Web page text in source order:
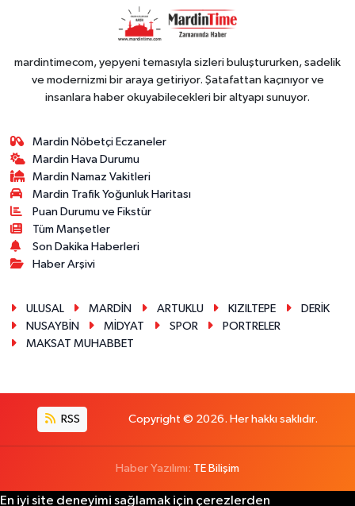
mardintimecom, yepyeni temasıyla sizleri buluştururken, sadelik
ve modernizmi bir araya getiriyor. Şatafattan kaçınıyor ve
insanlara haber okuyabilecekleri bir altyapı sunuyor.
Mardin Nöbetçi Eczaneler
Mardin Hava Durumu
Mardin Namaz Vakitleri
Mardin Trafik Yoğunluk Haritası
Puan Durumu ve Fikstür
Tüm Manşetler
Son Dakika Haberleri
Haber Arşivi
ULUSAL MARDİN ARTUKLU KIZILTEPE
DERİK
NUSAYBİN
MİDYAT SPOR
PORTRELER
MAKSAT MUHABBET
RSS Copyright © 2026. Her hakkı saklıdır.
Haber Yazılımı: TE Bilişim
En iyi site deneyimi sağlamak için çerezlerden